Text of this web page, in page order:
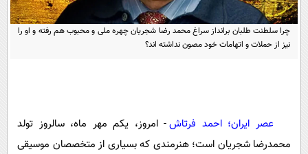
مجله تصویری سلاح
ورزش
سیاست
حوادث
خواندنی ها و دیدنی ها
داستان کوتاه
آموزش زبان
چرا سلطنت طلبان برانداز سراغ محمد رضا شجریان چهره ملی و محبوب هم رفته و او را
نیز از حملات و اتهامات خود مصون نداشته اند؟
عصر ایران؛ احمد فرتاش- امروز، یکم مهر ماه، سالروز تولد
محمدرضا شجریان است؛ هنرمندی که بسیاری از متخصصان موسیقی